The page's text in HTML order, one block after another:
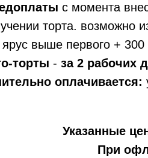
с момента
торта. возможно
выше первого + 300
торты - за 2 рабочих
оплачивается:
Указанные
При